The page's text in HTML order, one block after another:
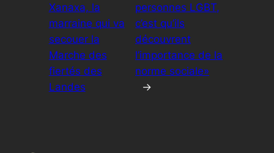
Xanaxa, la
marraine qui va
secouer la
Marche des
fiertés des
Landes
personnes LGBT,
c’est qu’ils
découvrent
l’importance de la
norme sociale»
→